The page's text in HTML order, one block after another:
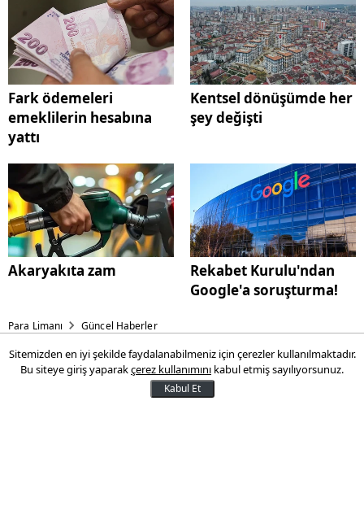
Fark ödemeleri
emeklilerin hesabına
yattı
Kentsel dönüşümde her
şey değişti
Akaryakıta zam
Rekabet Kurulu'ndan
Google'a soruşturma!
Para Limanı Güncel Haberler
Sosyal medya yasağında yeni
Sitemizden en iyi şekilde faydalanabilmeniz için çerezler kullanılmaktadır.
Bu siteye giriş yaparakçerez kullanımını kabul etmiş sayılıyorsunuz.
Kabul Et